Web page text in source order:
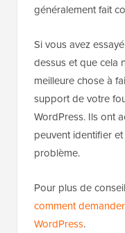
généralement fait
Si vous avez
dessus et que cela
meilleure chose à
support de votre
WordPress. Ils ont
peuvent identifier
problème.
Pour plus de
comment
WordPress.